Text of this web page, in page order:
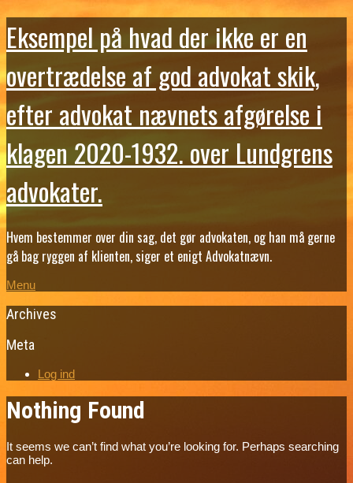
Eksempel på hvad der ikke er en
overtrædelse af god advokat skik,
efter advokat nævnets afgørelse i
klagen 2020-1932. over Lundgrens
advokater.
Hvem bestemmer over din sag, det gør advokaten, og han må gerne
gå bag ryggen af klienten, siger et enigt Advokatnævn.
Menu
Archives
Meta
Log ind
Nothing Found
It seems we can’t find what you’re looking for. Perhaps searching
can help.